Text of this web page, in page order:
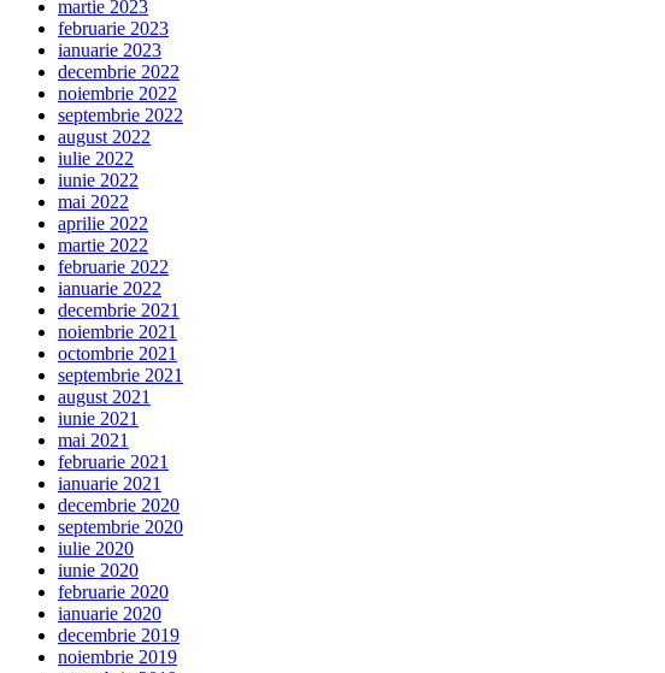
martie 2023
februarie 2023
ianuarie 2023
decembrie 2022
noiembrie 2022
septembrie 2022
august 2022
iulie 2022
iunie 2022
mai 2022
aprilie 2022
martie 2022
februarie 2022
ianuarie 2022
decembrie 2021
noiembrie 2021
octombrie 2021
septembrie 2021
august 2021
iunie 2021
mai 2021
februarie 2021
ianuarie 2021
decembrie 2020
septembrie 2020
iulie 2020
iunie 2020
februarie 2020
ianuarie 2020
decembrie 2019
noiembrie 2019